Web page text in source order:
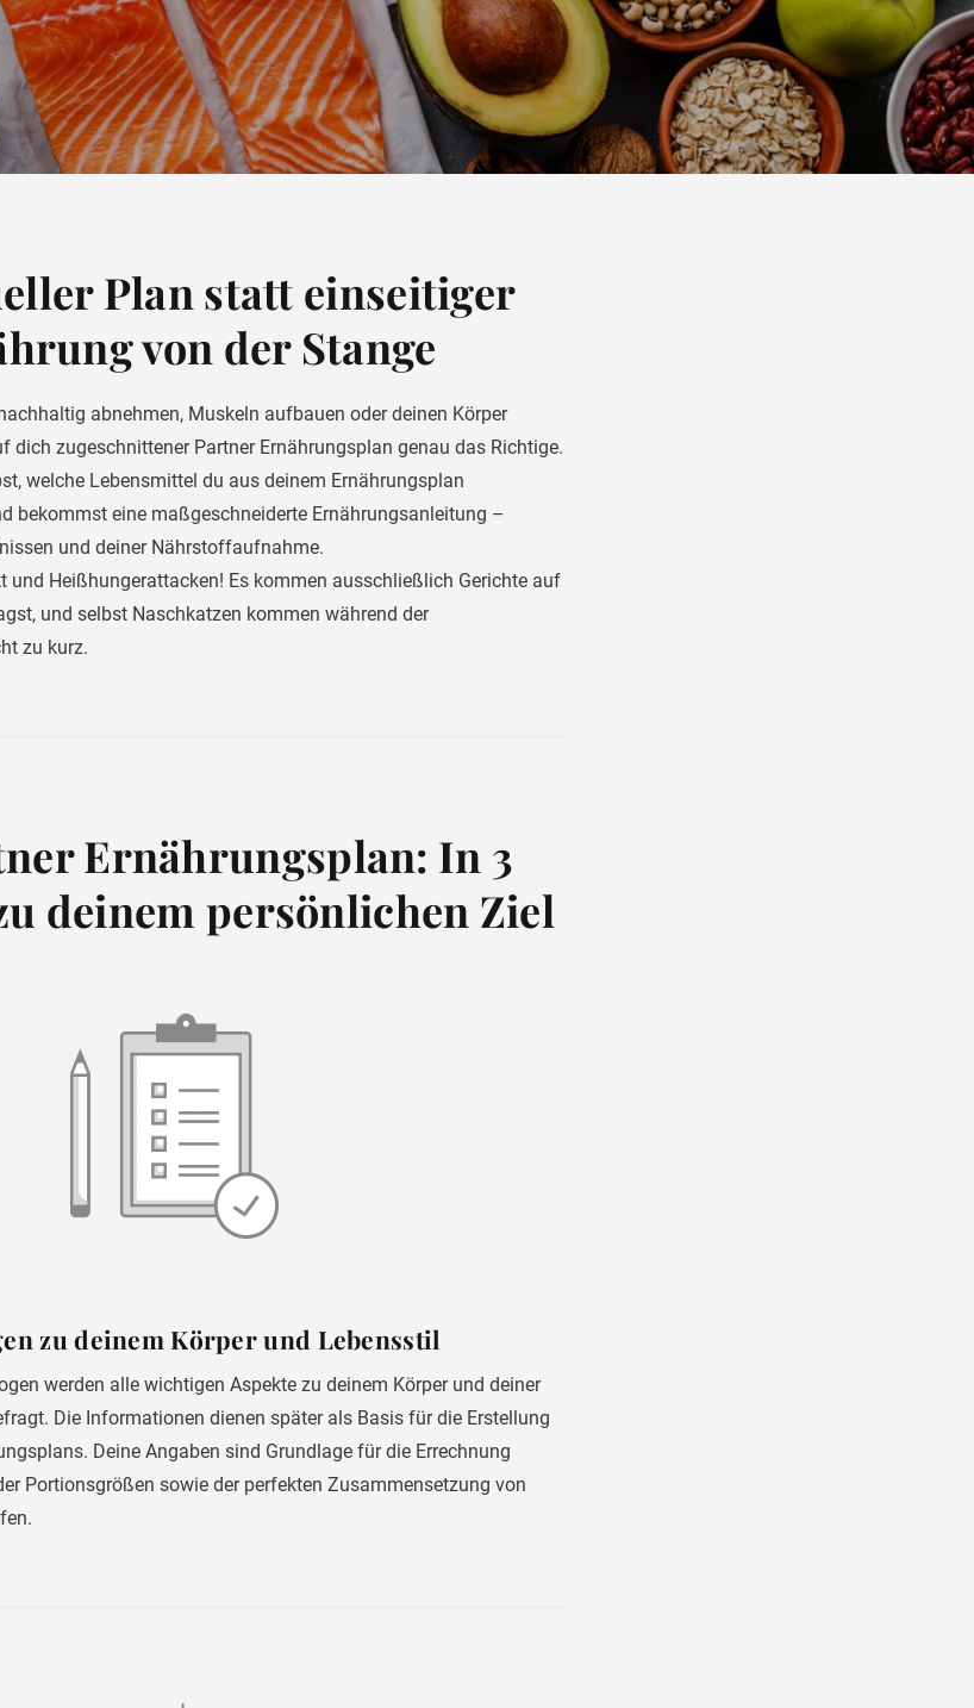
Plan statt einseitiger
von der Stange
abnehmen, Muskeln aufbauen oder deinen Körper
dich zugeschnittener Partner Ernährungsplan genau das Richtige.
welche Lebensmittel du aus deinem Ernährungsplan
bekommst eine maßgeschneiderte Ernährungsanleitung –
und deiner Nährstoffaufnahme.
und Heißhungerattacken! Es kommen ausschließlich Gerichte auf
und selbst Naschkatzen kommen während der
zu kurz.
Ernährungsplan: In 3
deinem persönlichen Ziel
zu deinem Körper und Lebensstil
werden alle wichtigen Aspekte zu deinem Körper und deiner
Die Informationen dienen später als Basis für die Erstellung
Deine Angaben sind Grundlage für die Errechnung
Portionsgrößen sowie der perfekten Zusammensetzung von